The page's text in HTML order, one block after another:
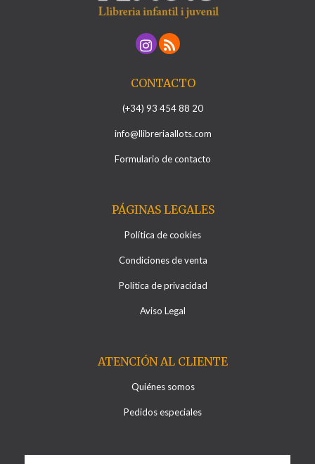
CONTACTO
(+34) 93 454 88 20
info@llibreriaallots.com
Formulario de contacto
PÁGINAS LEGALES
Política de cookies
Condiciones de venta
Política de privacidad
Aviso Legal
ATENCIÓN AL CLIENTE
Quiénes somos
Pedidos especiales